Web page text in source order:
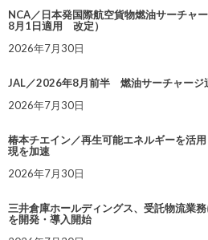
NCA／日本発国際航空貨物燃油サーチャ
8月1日適用 改定）
2026年7月30日
JAL／2026年8月前半 燃油サーチャージ
2026年7月30日
椿本チエイン／再生可能エネルギーを活
現を加速
2026年7月30日
三井倉庫ホールディングス、受託物流業
を開発・導入開始